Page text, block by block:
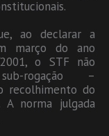
ao declarar a
março do ano
o STF não
rogação –
recolhimento do
A norma julgada